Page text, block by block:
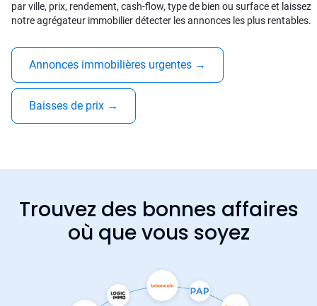
par ville, prix, rendement, cash-flow, type de bien ou surface et laissez
notre agrégateur immobilier détecter les annonces les plus rentables.
Annonces immobilières urgentes →
Baisses de prix →
Trouvez des bonnes affaires
où que vous soyez